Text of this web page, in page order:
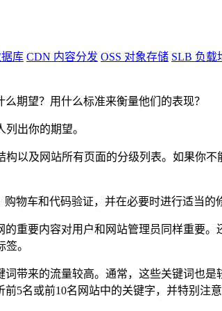
库 CDN 内容分发 OSS 对象存储 SLB 负载
期望？用什么标准来衡量他们的表现？
出你的期望。
以及网站所有页面的分级列表。如果你
物车和代码验证，并在必要时进行适当的
重要内容对用户和网站管理员同样重要
。
带来的流量较高。通常，这些关键词也
5名或前10名网站中的关键字，并特别注